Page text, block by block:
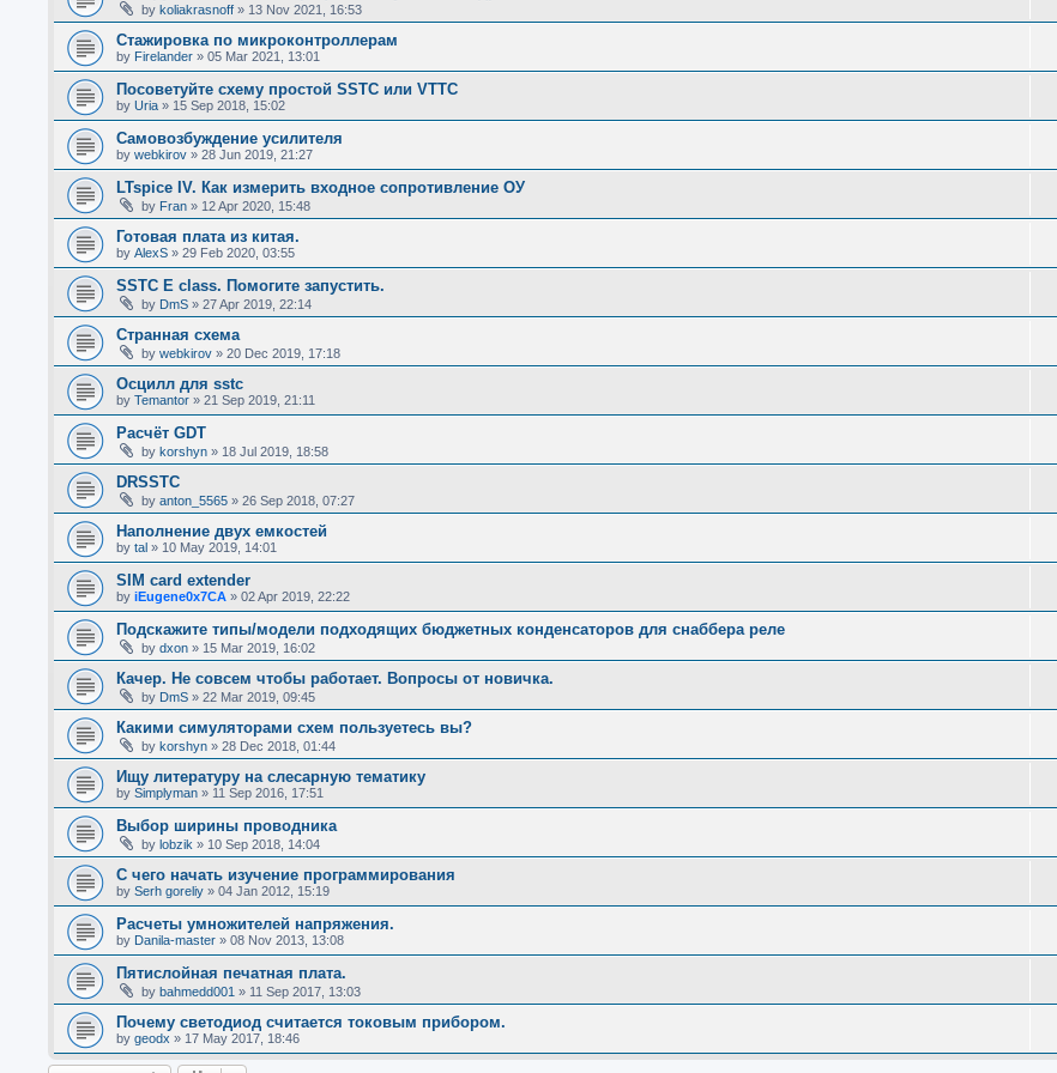
by koliakrasnoff » 13 Nov 2021, 16:53
Стажировка по микроконтроллерам
by Firelander » 05 Mar 2021, 13:01
Посоветуйте схему простой SSTC или VTTC
by Uria » 15 Sep 2018, 15:02
Самовозбуждение усилителя
by webkirov » 28 Jun 2019, 21:27
LTspice IV. Как измерить входное сопротивление ОУ
by Fran » 12 Apr 2020, 15:48
Готовая плата из китая.
by AlexS » 29 Feb 2020, 03:55
SSTC E class. Помогите запустить.
by DmS » 27 Apr 2019, 22:14
Странная схема
by webkirov » 20 Dec 2019, 17:18
Осцилл для sstc
by Temantor » 21 Sep 2019, 21:11
Расчёт GDT
by korshyn » 18 Jul 2019, 18:58
DRSSTC
by anton_5565 » 26 Sep 2018, 07:27
Наполнение двух емкостей
by tal » 10 May 2019, 14:01
SIM card extender
by iEugene0x7CA » 02 Apr 2019, 22:22
Подскажите типы/модели подходящих бюджетных конденсаторов для снаббера реле
by dxon » 15 Mar 2019, 16:02
Качер. Не совсем чтобы работает. Вопросы от новичка.
by DmS » 22 Mar 2019, 09:45
Какими симуляторами схем пользуетесь вы?
by korshyn » 28 Dec 2018, 01:44
Ищу литературу на слесарную тематику
by Simplyman » 11 Sep 2016, 17:51
Выбор ширины проводника
by lobzik » 10 Sep 2018, 14:04
С чего начать изучение программирования
by Serh goreliy » 04 Jan 2012, 15:19
Расчеты умножителей напряжения.
by Danila-master » 08 Nov 2013, 13:08
Пятислойная печатная плата.
by bahmedd001 » 11 Sep 2017, 13:03
Почему светодиод считается токовым прибором.
by geodx » 17 May 2017, 18:46